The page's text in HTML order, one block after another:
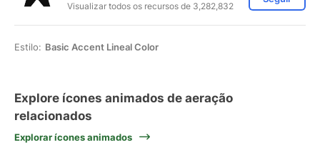
Visualizar todos os recursos de 3,282,832
Estilo: Basic Accent Lineal Color
Explore ícones animados de aeração
relacionados
Explorar ícones animados